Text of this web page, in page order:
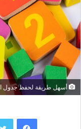
أسهل طريقة لحفظ جدول